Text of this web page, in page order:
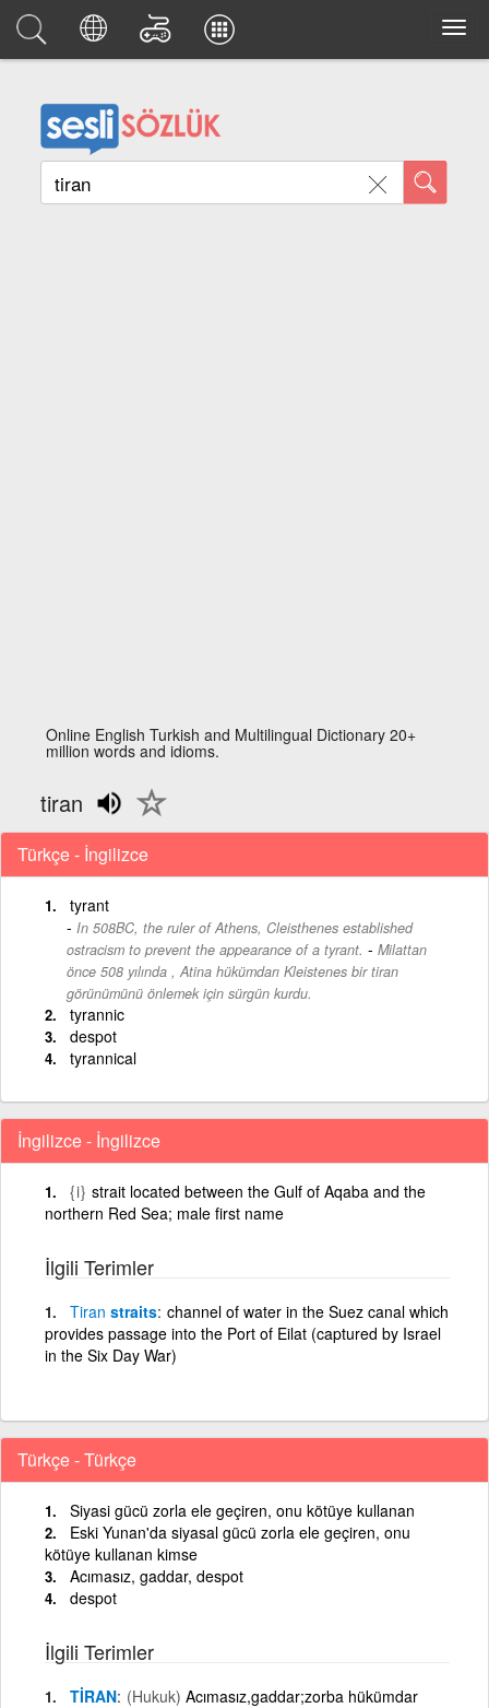
Online English Turkish and Multilingual Dictionary 20+
million words and idioms.
tiran
Türkçe - İngilizce
tyrant
In 508BC, the ruler of Athens, Cleisthenes established
ostracism to prevent the appearance of a tyrant. - Milattan
önce 508 yılında , Atina hükümdarı Kleistenes bir tiran
görünümünü önlemek için sürgün kurdu.
tyrannic
despot
tyrannical
İngilizce - İngilizce
{i} strait located between the Gulf of Aqaba and the
northern Red Sea; male first name
İlgili Terimler
Tiran straits channel of water in the Suez canal which
provides passage into the Port of Eilat (captured by Israel
in the Six Day War)
Türkçe - Türkçe
Siyasi gücü zorla ele geçiren, onu kötüye kullanan
Eski Yunan'da siyasal gücü zorla ele geçiren, onu
kötüye kullanan kimse
Acımasız, gaddar, despot
despot
İlgili Terimler
TİRAN (Hukuk) Acımasız,gaddar;zorba hükümdar